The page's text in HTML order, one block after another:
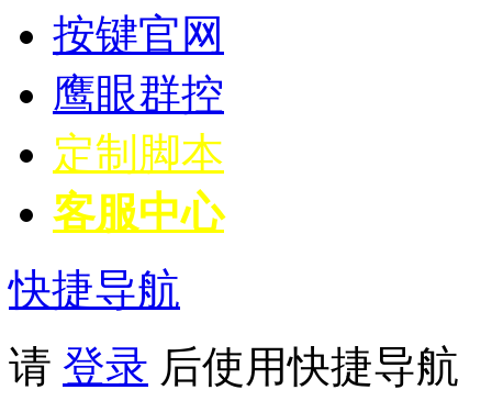
按键官网
鹰眼群控
定制脚本
客服中心
快捷导航
请 登录 后使用快捷导航